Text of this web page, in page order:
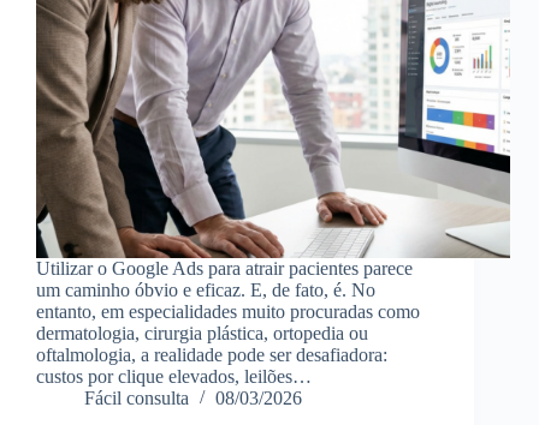
Utilizar o Google Ads para atrair pacientes parece
um caminho óbvio e eficaz. E, de fato, é. No
entanto, em especialidades muito procuradas como
dermatologia, cirurgia plástica, ortopedia ou
oftalmologia, a realidade pode ser desafiadora:
custos por clique elevados, leilões…
Fácil consulta
08/03/2026